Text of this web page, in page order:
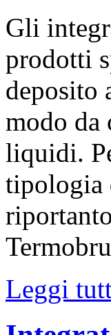
Gli
prodotti
deposito
modo da
liquidi.
tipologia
Leggi